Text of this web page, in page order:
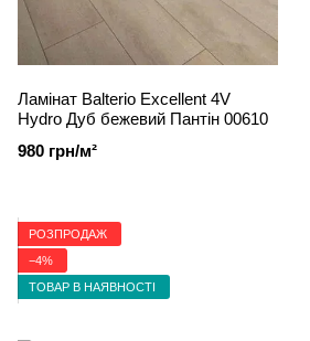
Ламінат Balterio Excellent 4V
Hydro Дуб бежевий Пантін 00610
980 грн/м²
РОЗПРОДАЖ
−4%
ТОВАР В НАЯВНОСТІ